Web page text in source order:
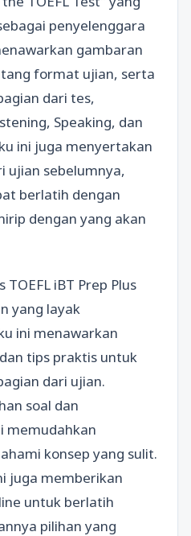
penyelenggara
gambaran
format ujian, serta
dari tes,
Speaking, dan
ini juga menyertakan
ujian sebelumnya,
berlatih dengan
dengan yang akan
iBT Prep Plus
yang layak
ini menawarkan
tips praktis untuk
dari ujian.
soal dan
memudahkan
konsep yang sulit.
juga memberikan
untuk berlatih
pilihan yang